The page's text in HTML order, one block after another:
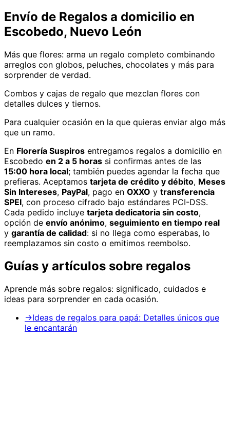
Envío de Regalos a domicilio en
Escobedo, Nuevo León
Más que flores: arma un regalo completo combinando
arreglos con globos, peluches, chocolates y más para
sorprender de verdad.
Combos y cajas de regalo que mezclan flores con
detalles dulces y tiernos.
Para cualquier ocasión en la que quieras enviar algo más
que un ramo.
En Florería Suspiros entregamos regalos a domicilio en
Escobedo en 2 a 5 horas si confirmas antes de las
15:00 hora local; también puedes agendar la fecha que
prefieras. Aceptamos tarjeta de crédito y débito, Meses
Sin Intereses, PayPal, pago en OXXO y transferencia
SPEI, con proceso cifrado bajo estándares PCI-DSS.
Cada pedido incluye tarjeta dedicatoria sin costo,
opción de envío anónimo, seguimiento en tiempo real
y garantía de calidad: si no llega como esperabas, lo
reemplazamos sin costo o emitimos reembolso.
Guías y artículos sobre regalos
Aprende más sobre regalos: significado, cuidados e
ideas para sorprender en cada ocasión.
→Ideas de regalos para papá: Detalles únicos que
le encantarán